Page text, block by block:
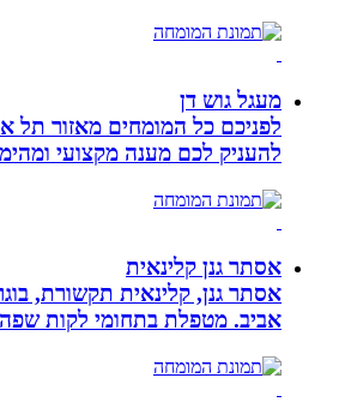
מעגל גוש דן
לפניכם כל המומחים מאזור תל אביב
להעניק לכם מענה מקצועי ומהימן
אסתר גנן קלינאית
אסתר גנן, קלינאית תקשורת, בוגרת
אביב. מטפלת בתחומי לקות שפה